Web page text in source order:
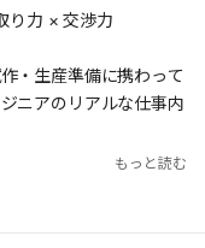
と接続され最適化して
ういう形にするのが良
り力 × 交渉力
・生産準備に携わって
ニアのリアルな仕事内
の大幅な短縮が行われ
もっと読む